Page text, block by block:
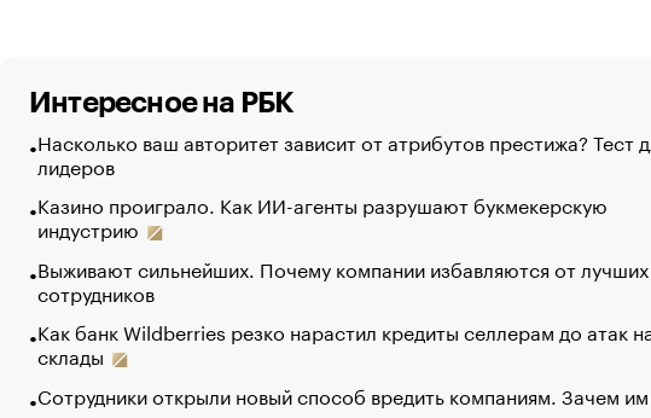
Интересное на РБК
Насколько ваш авторитет зависит от атрибутов престижа? Тест
лидеров
Казино проиграло. Как ИИ-агенты разрушают букмекерскую
индустрию
Выживают сильнейших. Почему компании избавляются от лучших
сотрудников
Как банк Wildberries резко нарастил кредиты селлерам до атак
склады
Сотрудники открыли новый способ вредить компаниям. Зачем